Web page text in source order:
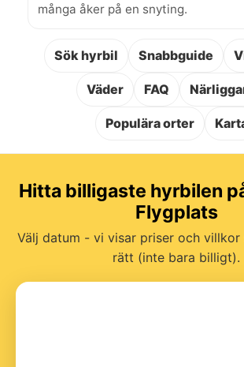
många åker på en snyting.
Sök hyrbil Snabbguide
Väder FAQ
Populära orter
Hitta billigaste hyrbilen
Flygplats
Välj datum - vi visar priser och villkor
rätt (inte bara billigt).